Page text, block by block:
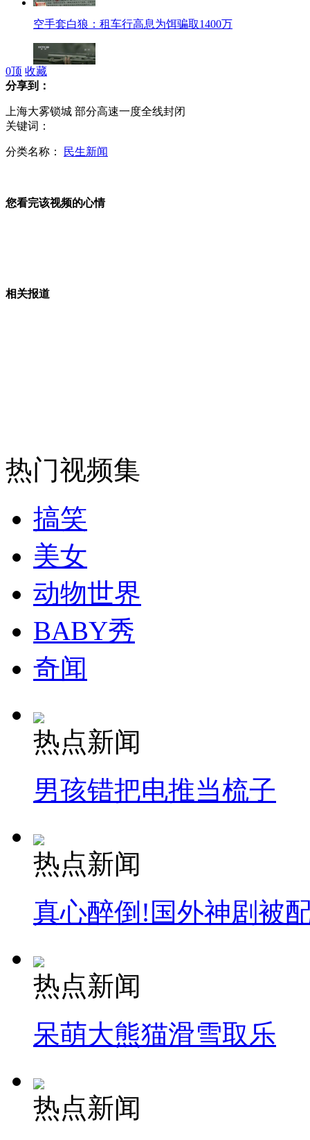
空手套白狼：租车行高息为饵骗取1400万
公厕卫生标准征求意见 男女厕位比例宜为1：2
山西运城恶犬咬伤多人 警民合力深夜将其击毙
女孩北京地铁殴打老人 痛下狠手拳打脚踢
无痛分娩是否安全 医生回应
外交部：反对强权政治霸凌主义
外交部：有关国家言论片面不公正
安徽一实载49人客车翻车
走！跟着总书记去植树
消防员救轻生者 花炮节热闹非凡 减压"枕头大战"
纽约上演“枕头大战”
司机酒驾遇交警 急速倒车逃窜
0顶 收藏
分享到：
上海大雾锁城 部分高速一度全线封闭
关键词：
分类名称： 民生新闻
您看完该视频的心情
相关报道
热门视频集
搞笑
美女
动物世界
BABY秀
奇闻
热点新闻
男孩错把电推当梳子
热点新闻
真心醉倒!国外神剧被
热点新闻
呆萌大熊猫滑雪取乐
热点新闻